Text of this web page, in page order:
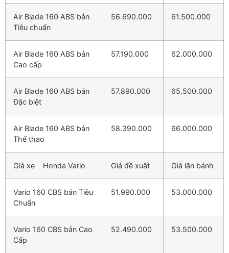
Air Blade 160 ABS bản
Tiêu chuẩn
56.690.000 61.500.000
Air Blade 160 ABS bản
Cao cấp
57.190.000 62.000.000
Air Blade 160 ABS bản
Đặc biệt
57.890.000 65.500.000
Air Blade 160 ABS bản
Thể thao
58.390.000 66.000.000
Giá xe Honda Vario Giá đề xuất Giá lăn bánh
Vario 160 CBS bản Tiêu
Chuẩn
51.990.000 53.000.000
Vario 160 CBS bản Cao
Cấp
52.490.000 53.500.000